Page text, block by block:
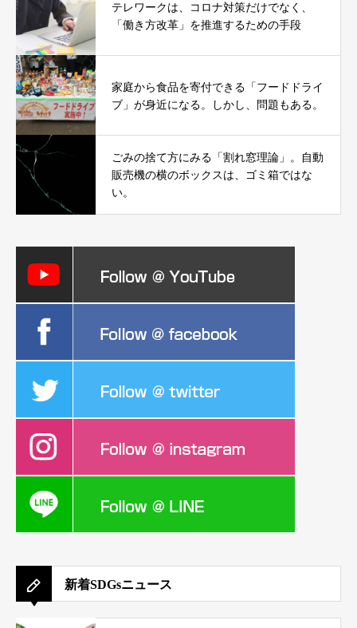
テレワークは、コロナ対策だけでなく、
「働き方改革」を推進するための手段
家庭から食品を寄付できる「フードドライ
ブ」が身近になる。しかし、問題もある。
ごみの捨て方にみる「割れ窓理論」。自動
販売機の横のボックスは、ゴミ箱ではな
い。
新着SDGsニュース